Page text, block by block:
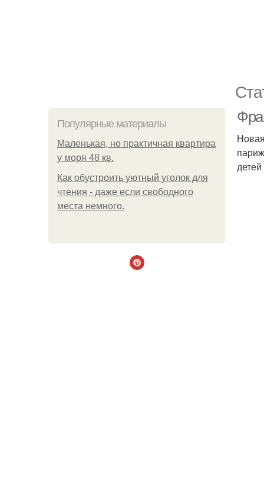
Популярные материалы
Маленькая, но практичная квартира
у моря 48 кв.
Как обустроить уютный уголок для
чтения - даже если свободного
места немного.